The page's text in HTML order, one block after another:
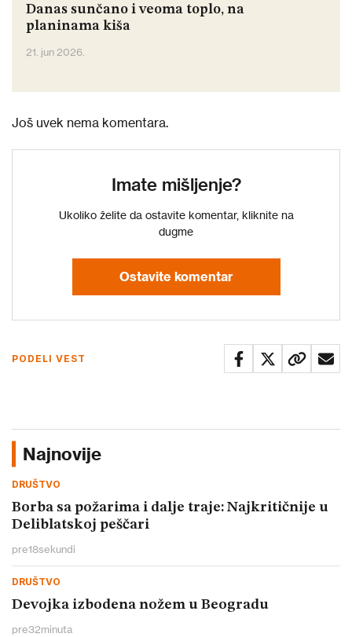
Danas sunčano i veoma toplo, na
planinama kiša
21. jun 2026.
Još uvek nema komentara.
Imate mišljenje?
Ukoliko želite da ostavite komentar, kliknite na
dugme
Ostavite komentar
PODELI VEST
Najnovije
DRUŠTVO
Borba sa požarima i dalje traje: Najkritičnije u
Deliblatskoj peščari
pre18sekundi
DRUŠTVO
Devojka izbodena nožem u Beogradu
pre32minuta